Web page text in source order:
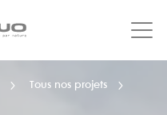
Tous nos projets